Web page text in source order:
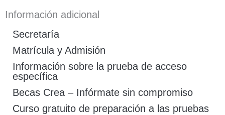
Información adicional
Secretaría
Matrícula y Admisión
Información sobre la prueba de acceso
específica
Becas Crea – Infórmate sin compromiso
Curso gratuito de preparación a las pruebas